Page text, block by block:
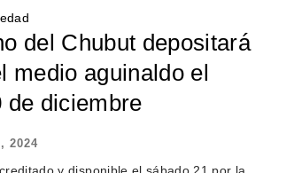
del Chubut depositará
medio aguinaldo el
de diciembre
2024